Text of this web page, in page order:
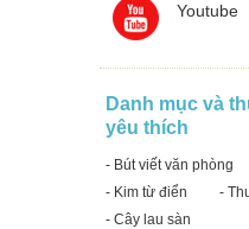
Youtube
Danh mục và
yêu thích
- Bút viết văn phòng
- Kim từ điển
-
- Cây lau sàn